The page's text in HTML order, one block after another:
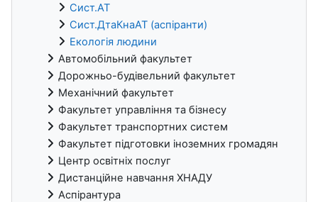
Сист.АТ
Сист.ДтаКнаАТ (аспіранти)
Екологія людини
Автомобільний факультет
Дорожньо-будівельний факультет
Механічний факультет
Факультет управління та бізнесу
Факультет транспортних систем
Факультет підготовки іноземних громадян
Центр освітніх послуг
Дистанційне навчання ХНАДУ
Аспірантура